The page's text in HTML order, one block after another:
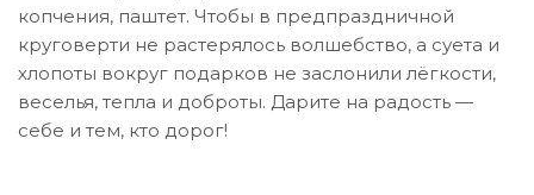
копчения, паштет. Чтобы в предпраздничной
круговерти не растерялось волшебство, а суета и
хлопоты вокруг подарков не заслонили лёгкости,
веселья, тепла и доброты. Дарите на радость —
себе и тем, кто дорог!